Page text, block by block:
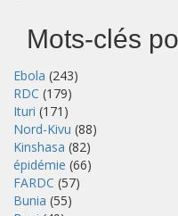
Mots-clés
Ebola (243)
RDC (179)
Ituri (171)
Nord-Kivu (88)
Kinshasa (82)
épidémie (66)
FARDC (57)
Bunia (55)